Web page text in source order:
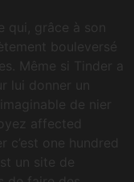
qui, grâce à son
bouleversé
Même si Tinder a
lui donner un
de nier
affected
c’est one hundred
un site de